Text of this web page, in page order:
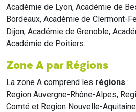
Académie de Lyon, Académie de
Bordeaux, Académie de Clermont-
Dijon, Académie de Grenoble,
Académie de Poitiers.
Zone A par Régions
La zone A comprend les régions :
Region Auvergne-Rhône-Alpes,
Comté et Region Nouvelle-